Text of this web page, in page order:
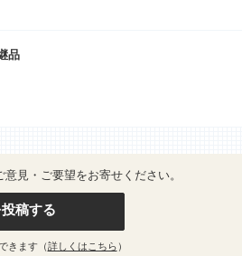
品
見・ご要望をお寄せください。
稿する
きます（詳しくはこちら ）